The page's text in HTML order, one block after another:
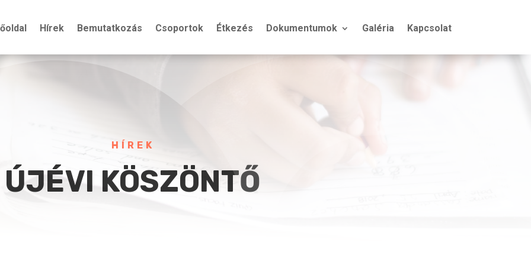
Hírek Bemutatkozás Csoportok Étkezés Dokumentumok Galéria Kapcsolat
HÍREK
ÚJÉVI KÖSZÖNTŐ